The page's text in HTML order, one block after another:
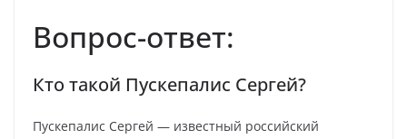
Вопрос-ответ:
Кто такой Пускепалис Сергей?
Пускепалис Сергей — известный российский